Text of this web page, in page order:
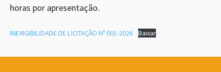
horas por apresentação.
INEXIGIBILIDADE DE LICITAÇÃO Nº 001-2026 Baixar